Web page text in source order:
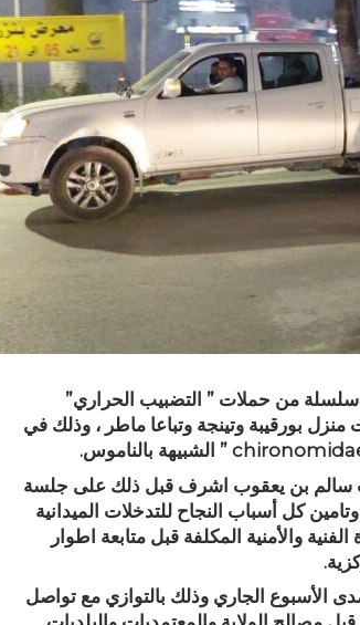
سلسلة من حملات ” التضبيب الحراري”
بورقيبة وتينجة وتباعا ماطر ، وذلك في
سالم بن يعقوب اشرف قبل ذلك على جلسة
كل أسباب النجاح للتدخلات الميدانية
والأمنية المكلفة قبل متابعة اطوار
الأسبوع الجاري وذلك بالتوازي مع تواصل